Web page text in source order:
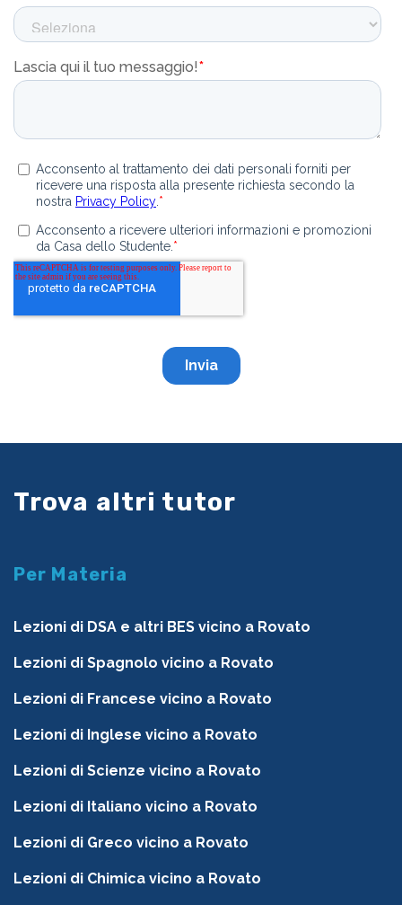
Trova altri tutor
Per Materia
Lezioni di DSA e altri BES vicino a Rovato
Lezioni di Spagnolo vicino a Rovato
Lezioni di Francese vicino a Rovato
Lezioni di Inglese vicino a Rovato
Lezioni di Scienze vicino a Rovato
Lezioni di Italiano vicino a Rovato
Lezioni di Greco vicino a Rovato
Lezioni di Chimica vicino a Rovato